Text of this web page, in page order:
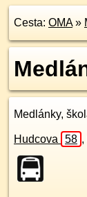
Cesta: OMA»
Medlánky,
Hudcova 58 ,